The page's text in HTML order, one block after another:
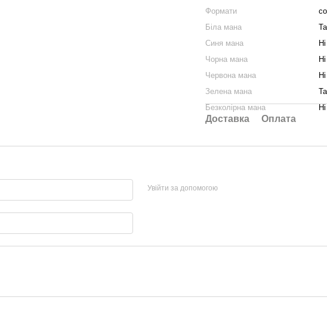
Формати
Біла мана
Синя мана
Ні
Чорна мана
Ні
Червона мана
Ні
Зелена мана
Безколірна мана
Ні
Доставка Оплата
Увійти за допомогою